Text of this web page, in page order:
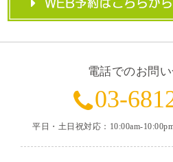
電話でのお問
03-
平日・土日祝対応：10:00am-